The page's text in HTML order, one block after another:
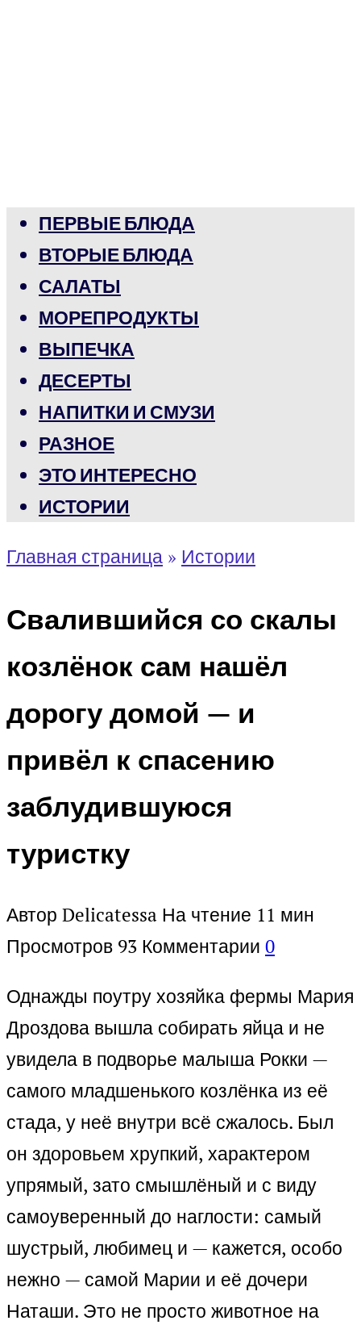
ПЕРВЫЕ БЛЮДА
ВТОРЫЕ БЛЮДА
САЛАТЫ
МОРЕПРОДУКТЫ
ВЫПЕЧКА
ДЕСЕРТЫ
НАПИТКИ И СМУЗИ
РАЗНОЕ
ЭТО ИНТЕРЕСНО
ИСТОРИИ
Главная страница » Истории
Свалившийся со скалы
козлёнок сам нашёл
дорогу домой — и
привёл к спасению
заблудившуюся
туристку
Автор Delicatessa На чтение 11 мин
Просмотров 93 Комментарии 0
Однажды поутру хозяйка фермы Мария
Дроздова вышла собирать яйца и не
увидела в подворье малыша Рокки —
самого младшенького козлёнка из её
стада, у неё внутри всё сжалось. Был
он здоровьем хрупкий, характером
упрямый, зато смышлёный и с виду
самоуверенный до наглости: самый
шустрый, любимец и — кажется, особо
нежно — самой Марии и её дочери
Наташи. Это не просто животное на